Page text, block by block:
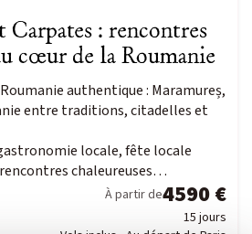
Carpates : rencontres
cœur de la Roumanie
authentique : Maramureș,
entre traditions, citadelles et
locale, fête locale
chaleureuses…
À partir de4590 €
15 jours